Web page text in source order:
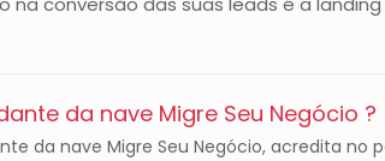
da nave Migre Seu Negócio ?
da nave Migre Seu Negócio, acredita no